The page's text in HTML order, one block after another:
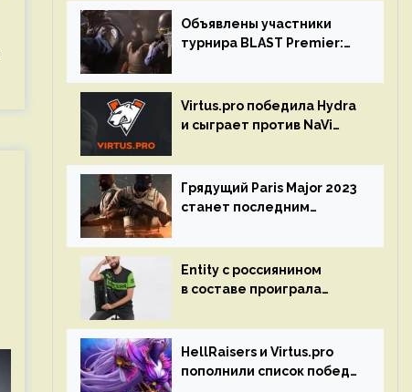
Объявлены участники
турнира BLAST Premier:
Virtus.pro победила Hydra
и сыграет против NaVi
Circuit
Грядущий Paris Major 2023
станет последним
GO
Entity с россиянином
в составе проиграла
Circuit 2023
HellRaisers и Virtus.pro
пополнили список побед